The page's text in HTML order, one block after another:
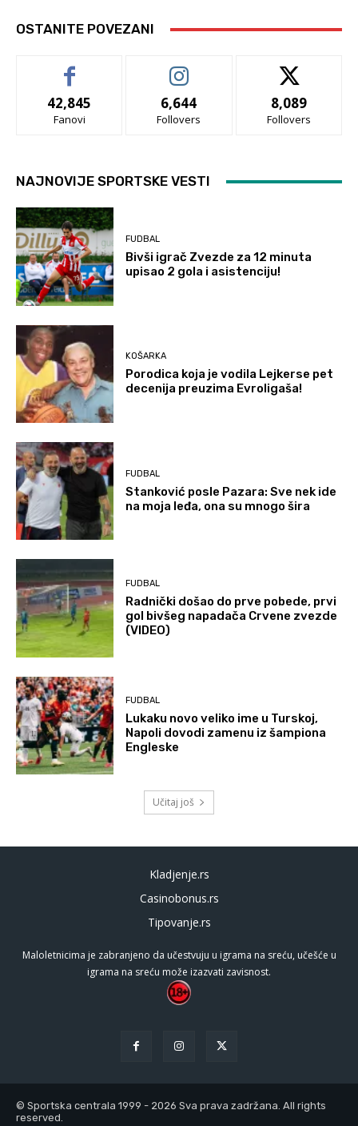
OSTANITE POVEZANI
42,845
Fanovi
6,644
Follovers
8,089
Follovers
NAJNOVIJE SPORTSKE VESTI
FUDBAL
Bivši igrač Zvezde za 12 minuta
upisao 2 gola i asistenciju!
KOŠARKA
Porodica koja je vodila Lejkerse pet
decenija preuzima Evroligaša!
FUDBAL
Stanković posle Pazara: Sve nek ide
na moja leđa, ona su mnogo šira
FUDBAL
Radnički došao do prve pobede, prvi
gol bivšeg napadača Crvene zvezde
(VIDEO)
FUDBAL
Lukaku novo veliko ime u Turskoj,
Napoli dovodi zamenu iz šampiona
Engleske
Učitaj još
Kladjenje.rs
Casinobonus.rs
Tipovanje.rs
Maloletnicima je zabranjeno da učestvuju u igrama na sreću, učešće u
igrama na sreću može izazvati zavisnost.
© Sportska centrala 1999 - 2026 Sva prava zadržana. All rights
reserved.